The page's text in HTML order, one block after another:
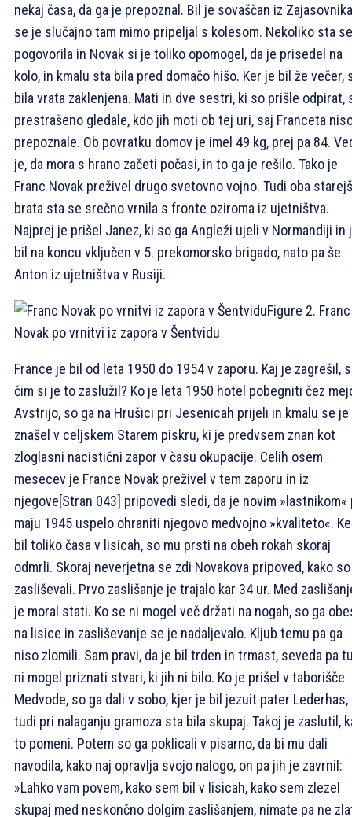
nekaj časa, da ga je prepoznal. Bil je sovaščan iz
se je slučajno tam mimo pripeljal s kolesom. Nekoliko sta se
pogovorila in Novak si je toliko opomogel, da je prisedel na
kolo, in kmalu sta bila pred domačo hišo. Ker je bil že večer,
bila vrata zaklenjena. Mati in dve sestri, ki so prišle odpirat,
prestrašeno gledale, kdo jih moti ob tej uri, saj Franceta
prepoznale. Ob povratku domov je imel 49 kg, prej pa 84.
je, da mora s hrano začeti počasi, in to ga je rešilo. Tako je
Franc Novak preživel drugo svetovno vojno. Tudi oba
brata sta se srečno vrnila s fronte oziroma iz ujetništva.
Najprej je prišel Janez, ki so ga Angleži ujeli v Normandiji in
bil na koncu vključen v 5. prekomorsko brigado, nato pa še
Anton iz ujetništva v Rusiji.
Figure 2. Franc
Novak po vrnitvi iz zapora v Šentvidu
France je bil od leta 1950 do 1954 v zaporu. Kaj je zagrešil, s
čim si je to zaslužil? Ko je leta 1950 hotel pobegniti čez
Avstrijo, so ga na Hrušici pri Jesenicah prijeli in kmalu se je
znašel v celjskem Starem piskru, ki je predvsem znan kot
zloglasni nacistični zapor v času okupacije. Celih osem
mesecev je France Novak preživel v tem zaporu in iz
njegove[Stran 043] pripovedi sledi, da je novim »lastnikom«
maju 1945 uspelo ohraniti njegovo medvojno »kvaliteto«.
bil toliko časa v lisicah, so mu prsti na obeh rokah skoraj
odmrli. Skoraj neverjetna se zdi Novakova pripoved, kako
zasliševali. Prvo zaslišanje je trajalo kar 34 ur. Med
je moral stati. Ko se ni mogel več držati na nogah, so ga
na lisice in zasliševanje se je nadaljevalo. Kljub temu pa ga
niso zlomili. Sam pravi, da je bil trden in trmast, seveda pa
ni mogel priznati stvari, ki jih ni bilo. Ko je prišel v taborišče
Medvode, so ga dali v sobo, kjer je bil jezuit pater Lederhas,
tudi pri nalaganju gramoza sta bila skupaj. Takoj je zaslutil,
to pomeni. Potem so ga poklicali v pisarno, da bi mu dali
navodila, kako naj opravlja svojo nalogo, on pa jih je zavrnil:
»Lahko vam povem, kako sem bil v lisicah, kako sem zlezel
skupaj med neskončno dolgim zaslišanjem, nimate pa ne